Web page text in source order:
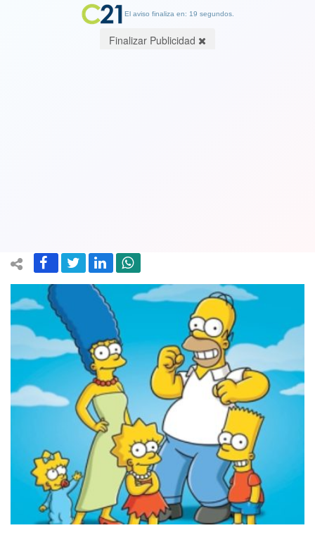
El aviso finaliza en: 19 segundos.
Finalizar Publicidad